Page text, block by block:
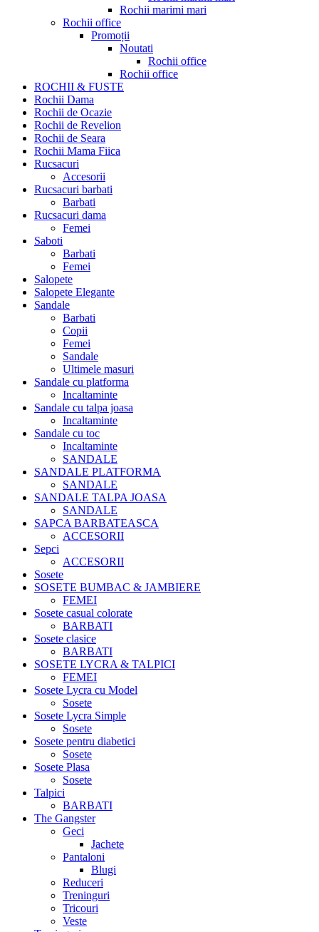
Rochii marimi mari
Rochii office
Promoții
Noutati
Rochii office
Rochii office
ROCHII & FUSTE
Rochii Dama
Rochii de Ocazie
Rochii de Revelion
Rochii de Seara
Rochii Mama Fiica
Rucsacuri
Accesorii
Rucsacuri barbati
Barbati
Rucsacuri dama
Femei
Saboti
Barbati
Femei
Salopete
Salopete Elegante
Sandale
Barbati
Copii
Femei
Sandale
Ultimele masuri
Sandale cu platforma
Incaltaminte
Sandale cu talpa joasa
Incaltaminte
Sandale cu toc
Incaltaminte
SANDALE
SANDALE PLATFORMA
SANDALE
SANDALE TALPA JOASA
SANDALE
SAPCA BARBATEASCA
ACCESORII
Sepci
ACCESORII
Sosete
SOSETE BUMBAC & JAMBIERE
FEMEI
Sosete casual colorate
BARBATI
Sosete clasice
BARBATI
SOSETE LYCRA & TALPICI
FEMEI
Sosete Lycra cu Model
Sosete
Sosete Lycra Simple
Sosete
Sosete pentru diabetici
Sosete
Sosete Plasa
Sosete
Talpici
BARBATI
The Gangster
Geci
Jachete
Pantaloni
Blugi
Reduceri
Treninguri
Tricouri
Veste